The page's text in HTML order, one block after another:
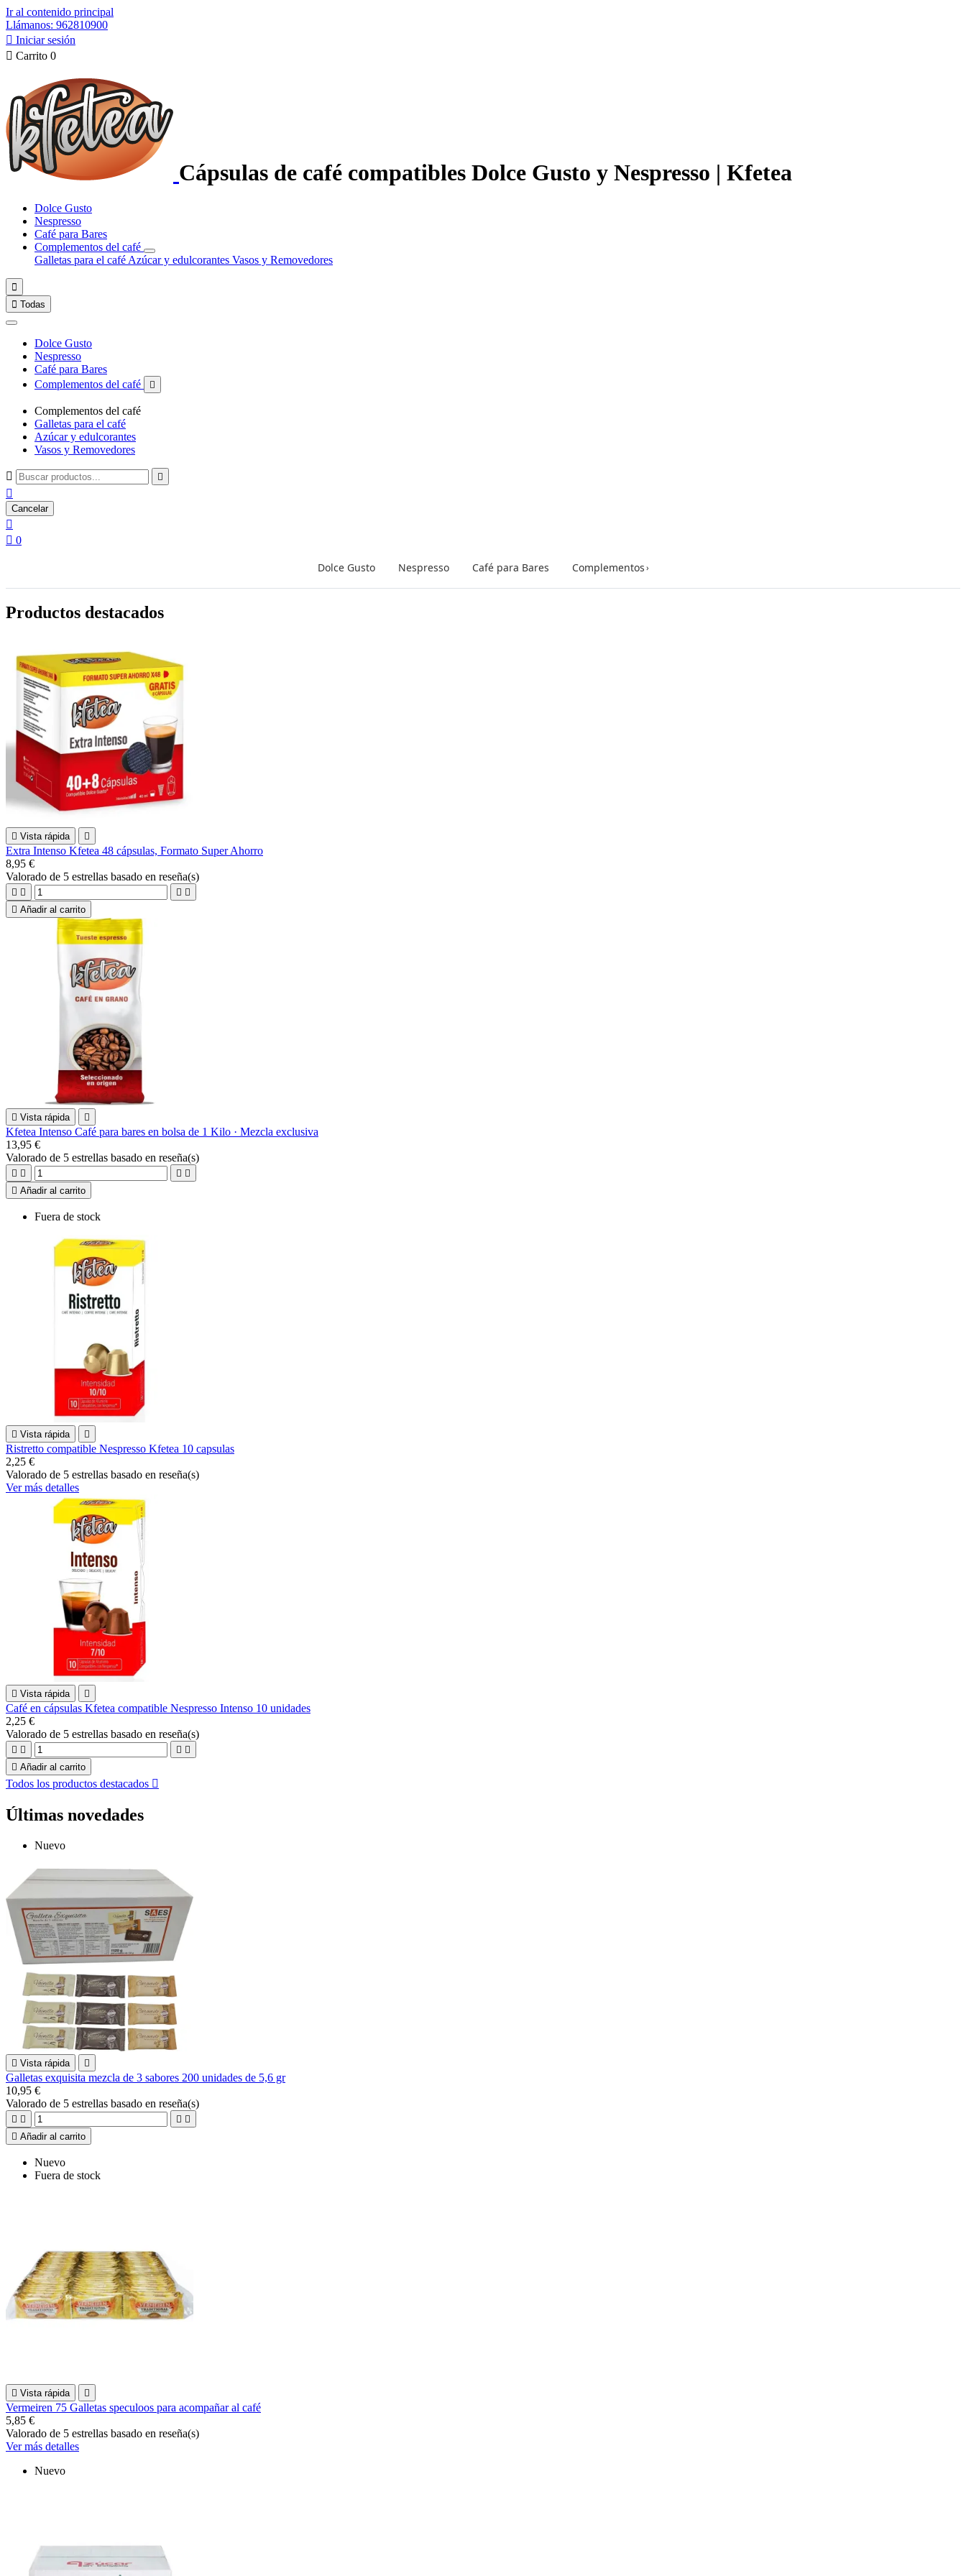
Ir al contenido principal
Llámanos: 962810900
 Iniciar sesión
 Carrito 0
Cápsulas de café compatibles Dolce Gusto y Nespresso | Kfetea
Dolce Gusto
Nespresso
Café para Bares
Complementos del café
Galletas para el café Azúcar y edulcorantes Vasos y Removedores

 Todas
Dolce Gusto
Nespresso
Café para Bares
Complementos del café

Complementos del café
Galletas para el café
Azúcar y edulcorantes
Vasos y Removedores
 

Cancelar

 0
Dolce Gusto Nespresso Café para Bares Complementos›
Productos destacados
 Vista rápida 
Extra Intenso Kfetea 48 cápsulas, Formato Super Ahorro
8,95 €
Valorado de 5 estrellas basado en reseña(s)
   
 Añadir al carrito
 Vista rápida 
Kfetea Intenso Café para bares en bolsa de 1 Kilo · Mezcla exclusiva
13,95 €
Valorado de 5 estrellas basado en reseña(s)
   
 Añadir al carrito
Fuera de stock
 Vista rápida 
Ristretto compatible Nespresso Kfetea 10 capsulas
2,25 €
Valorado de 5 estrellas basado en reseña(s)
Ver más detalles
 Vista rápida 
Café en cápsulas Kfetea compatible Nespresso Intenso 10 unidades
2,25 €
Valorado de 5 estrellas basado en reseña(s)
   
 Añadir al carrito
Todos los productos destacados 
Últimas novedades
Nuevo
 Vista rápida 
Galletas exquisita mezcla de 3 sabores 200 unidades de 5,6 gr
10,95 €
Valorado de 5 estrellas basado en reseña(s)
   
 Añadir al carrito
Nuevo
Fuera de stock
 Vista rápida 
Vermeiren 75 Galletas speculoos para acompañar al café
5,85 €
Valorado de 5 estrellas basado en reseña(s)
Ver más detalles
Nuevo